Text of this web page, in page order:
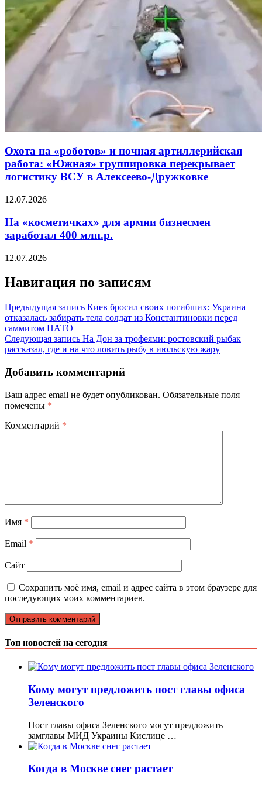
Охота на «роботов» и ночная артиллерийская
работа: «Южная» группировка перекрывает
логистику ВСУ в Алексеево-Дружковке
12.07.2026
На «косметичках» для армии бизнесмен
заработал 400 млн.р.
12.07.2026
Навигация по записям
Предыдущая запись Киев бросил своих погибших: Украина
отказалась забирать тела солдат из Константиновки перед
саммитом НАТО
Следующая запись На Дон за трофеями: ростовский рыбак
рассказал, где и на что ловить рыбу в июльскую жару
Добавить комментарий
Ваш адрес email не будет опубликован. Обязательные поля
помечены *
Комментарий *
Имя *
Email *
Сайт
Сохранить моё имя, email и адрес сайта в этом браузере для
последующих моих комментариев.
Топ новостей на сегодня
Кому могут предложить пост главы офиса
Зеленского
Пост главы офиса Зеленского могут предложить
замглавы МИД Украины Кислице …
Когда в Москве снег растает